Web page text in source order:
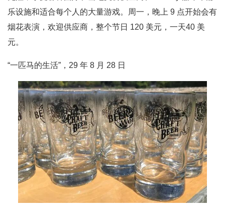
乐设施和适合每个人的大量游戏。周一，晚上 9 点开始会有
烟花表演，欢迎供应商，整个节日 120 美元，一天40 美
元。
“一匹马的生活”，29 年 8 月 28 日